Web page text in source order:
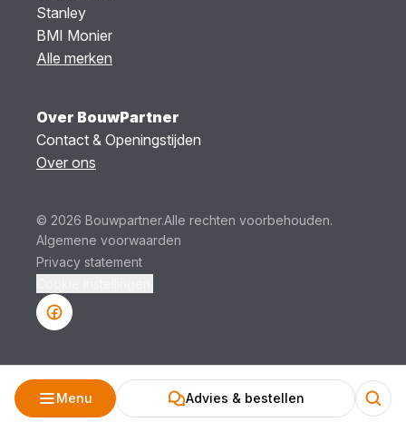
Menu Advies & bestellen
Stanley
BMI Monier
Alle merken
Over BouwPartner
Contact & Openingstijden
Over ons
© 2026 Bouwpartner.Alle rechten voorbehouden.
Algemene voorwaarden
Privacy statement